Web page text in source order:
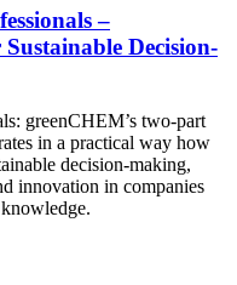
–
Decision-
greenCHEM’s two-part
in a practical way how
decision-making,
innovation in companies